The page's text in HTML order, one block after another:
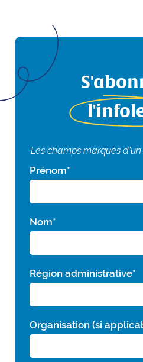
Les champs marqués
Prénom*
Nom*
Région administrative*
Organisation (si